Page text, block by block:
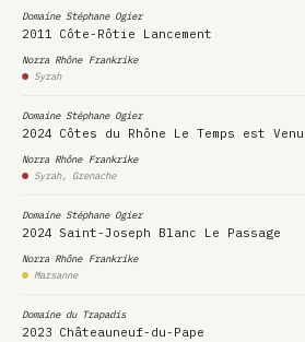
Domaine Stéphane Ogier
2011 Côte-Rôtie Lancement
Norra Rhône
Frankrike
Syrah
Domaine Stéphane Ogier
2024 Côtes du Rhône Le Temps est Venu
Norra Rhône
Frankrike
Syrah, Grenache
Domaine Stéphane Ogier
2024 Saint-Joseph Blanc Le Passage
Norra Rhône
Frankrike
Marsanne
Domaine du Trapadis
2023 Châteauneuf-du-Pape